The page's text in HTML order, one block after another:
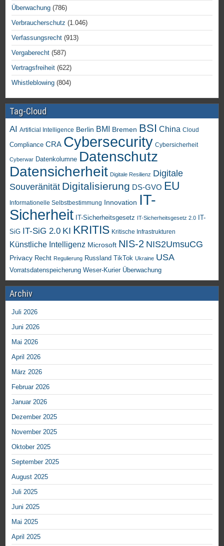
Überwachung (786)
Verbraucherschutz (1.046)
Verfassungsrecht (913)
Vergaberecht (587)
Vertragsfreiheit (622)
Whistleblowing (804)
Tag-Cloud
AI Artificial Intelligence Berlin BMI Bremen BSI China Cloud
Compliance CRA Cybersecurity Cybersicherheit
Cyberwar Datenkolumne Datenschutz
Datensicherheit Digitale Resilienz Digitale
Souveränität Digitalisierung DS-GVO EU
Informationelle Selbstbestimmung Innovation IT-
Sicherheit IT-Sicherheitsgesetz IT-Sicherheitsgesetz 2.0
IT-
SiG IT-SiG 2.0 KI KRITIS Kritische Infrastrukturen
Künstliche Intelligenz Microsoft NIS-2 NIS2UmsuCG
Privacy Recht Regulierung Russland TikTok Ukraine USA
Vorratsdatenspeicherung Weser-Kurier Überwachung
Archiv
Juli 2026
Juni 2026
Mai 2026
April 2026
März 2026
Februar 2026
Januar 2026
Dezember 2025
November 2025
Oktober 2025
September 2025
August 2025
Juli 2025
Juni 2025
Mai 2025
April 2025